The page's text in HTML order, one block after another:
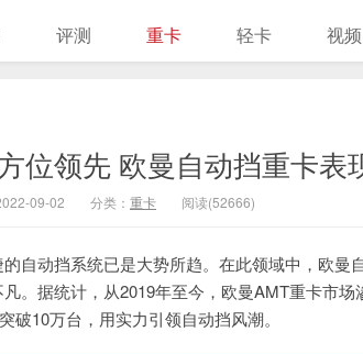
评测 重卡 轻卡 视频
位领先 欧曼自动挡重卡表
09-02 分类： 重卡 阅读(52666)
自动挡系统已是大势所趋。在此领域中，欧曼
。据统计，从2019年至今，欧曼AMT重卡市
10万台，用实力引领自动挡风潮。